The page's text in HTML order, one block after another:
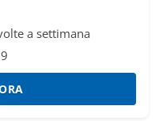
a settimana